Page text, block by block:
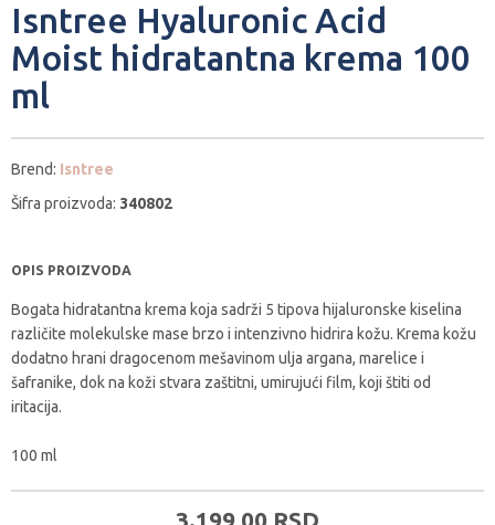
Isntree Hyaluronic Acid
Moist hidratantna krema 100
ml
Brend: Isntree
Šifra proizvoda: 340802
OPIS PROIZVODA
Bogata hidratantna krema koja sadrži 5 tipova hijaluronske kiselina
različite molekulske mase brzo i intenzivno hidrira kožu. Krema kožu
dodatno hrani dragocenom mešavinom ulja argana, marelice i
šafranike, dok na koži stvara zaštitni, umirujući film, koji štiti od
iritacija.
100 ml
3.199,00 RSD